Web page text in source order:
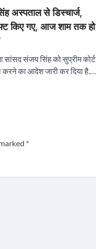
अस्पताल से डिस्चार्ज,
किए गए, आज शाम तक हो
सांसद संजय सिंह को सुप्रीम कोर्ट
करने का आदेश जारी कर दिया है.…
*